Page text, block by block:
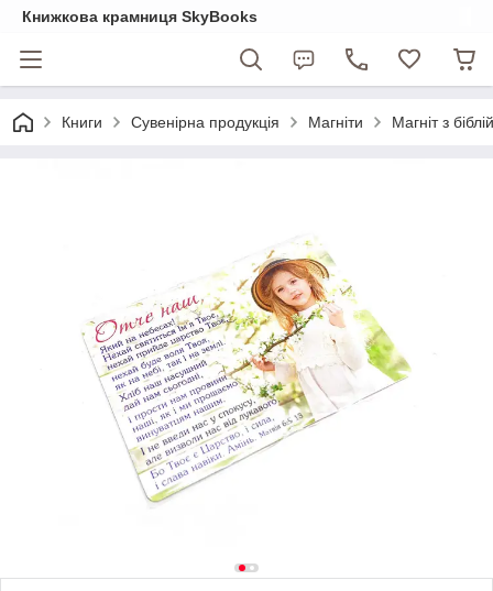
Книжкова крамниця SkyBooks
Книги Сувенірна продукція Магніти Магніт з